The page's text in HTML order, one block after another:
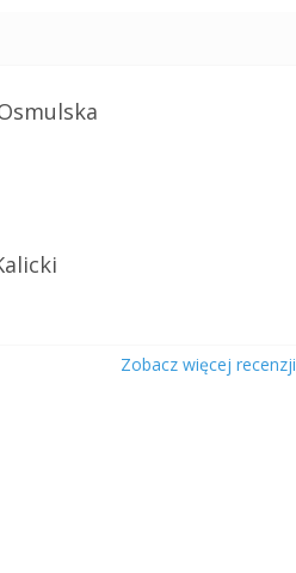
to 5 na 5 gwiazdek.
to 5 na 5 gwiazdek.
Zobacz więcej recenzji